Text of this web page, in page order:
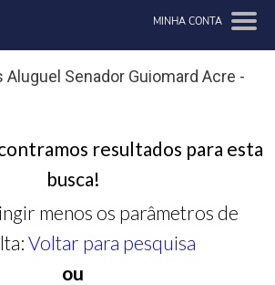
MINHA CONTA
Senador Guiomard Acre -
resultados para esta
busca!
menos os parâmetros de
Voltar para pesquisa
ou